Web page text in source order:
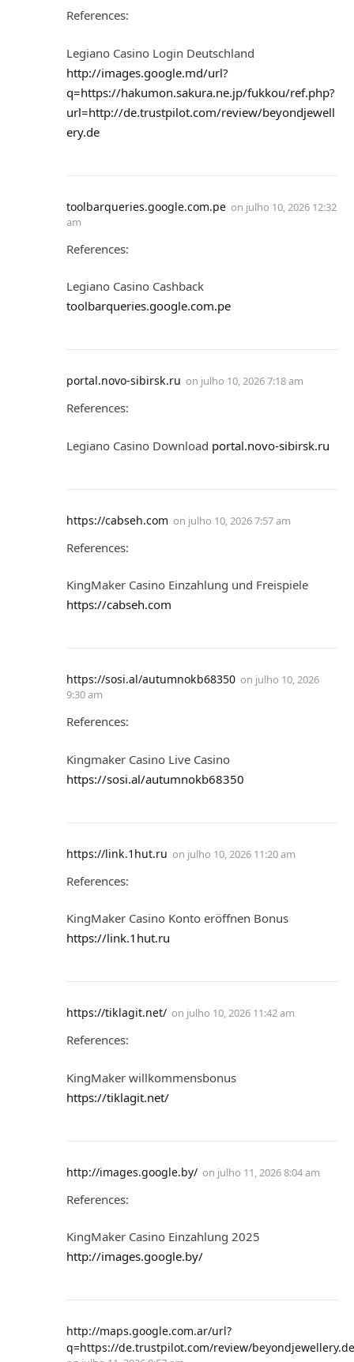
References:
Legiano Casino Login Deutschland
http://images.google.md/url?
q=https://hakumon.sakura.ne.jp/fukkou/ref.php?
url=http://de.trustpilot.com/review/beyondjewell
ery.de
toolbarqueries.google.com.pe on julho 10, 2026 12:32
am
References:
Legiano Casino Cashback
toolbarqueries.google.com.pe
portal.novo-sibirsk.ru on julho 10, 2026 7:18 am
References:
Legiano Casino Download portal.novo-sibirsk.ru
https://cabseh.com on julho 10, 2026 7:57 am
References:
KingMaker Casino Einzahlung und Freispiele
https://cabseh.com
https://sosi.al/autumnokb68350 on julho 10, 2026
9:30 am
References:
Kingmaker Casino Live Casino
https://sosi.al/autumnokb68350
https://link.1hut.ru on julho 10, 2026 11:20 am
References:
KingMaker Casino Konto eröffnen Bonus
https://link.1hut.ru
https://tiklagit.net/ on julho 10, 2026 11:42 am
References:
KingMaker willkommensbonus
https://tiklagit.net/
http://images.google.by/ on julho 11, 2026 8:04 am
References:
KingMaker Casino Einzahlung 2025
http://images.google.by/
http://maps.google.com.ar/url?
q=https://de.trustpilot.com/review/beyondjewellery.de